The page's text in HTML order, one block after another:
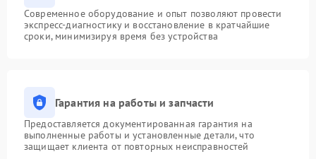
Современное оборудование и опыт позволяют провести
экспресс-диагностику и восстановление в кратчайшие
сроки, минимизируя время без устройства
Гарантия на работы и запчасти
Предоставляется документированная гарантия на
выполненные работы и установленные детали, что
защищает клиента от повторных неисправностей